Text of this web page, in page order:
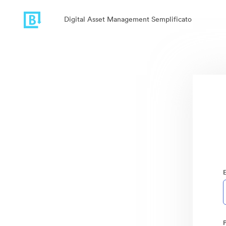
Digital Asset Management Semplificato